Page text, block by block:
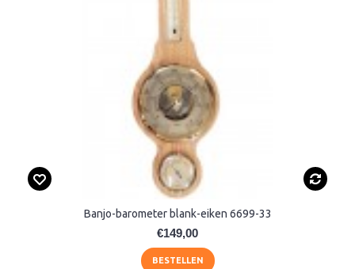
Banjo-barometer blank-eiken 6699-33
€149,00
BESTELLEN